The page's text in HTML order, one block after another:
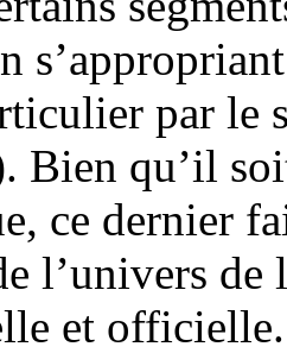
par le
Bien qu’il
ce dernier
l’univers de
et